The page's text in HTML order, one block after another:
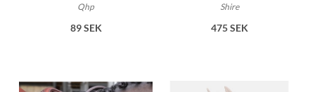
Qhp
89 SEK
Shire
475 SEK